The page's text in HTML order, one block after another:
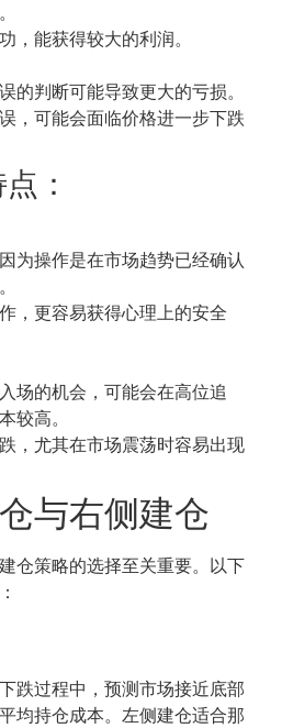
，能获得较大的利润。
的判断可能导致更大的亏损。
，可能会面临价格进一步下跌
：
为操作是在市场趋势已经确认
，更容易获得心理上的安全
场的机会，可能会在高位追
较高。
，尤其在市场震荡时容易出现
与右侧建仓
仓策略的选择至关重要。以下
跌过程中，预测市场接近底部
均持仓成本。左侧建仓适合那